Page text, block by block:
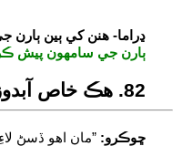
!ڍراما- هنن کي ٻين
ٻارن جي سامهون پيش
28. هڪ خاص
ڇوڪرو: ”مان اهو ڏسڻ